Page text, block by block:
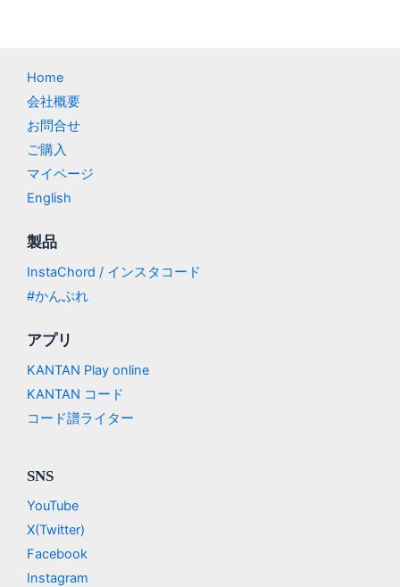
Home
会社概要
お問合せ
ご購入
マイページ
English
製品
InstaChord / インスタコード
#かんぷれ
アプリ
KANTAN Play online
KANTAN コード
コード譜ライター
SNS
YouTube
X(Twitter)
Facebook
Instagram